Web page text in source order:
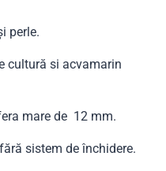
perle.
cultură si acvamarin
mare de 12 mm.
sistem de închidere.